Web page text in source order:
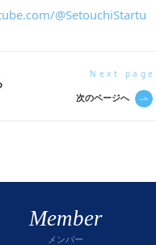
@SetouchiStartu
Next page
次のページへ
Member
メンバー